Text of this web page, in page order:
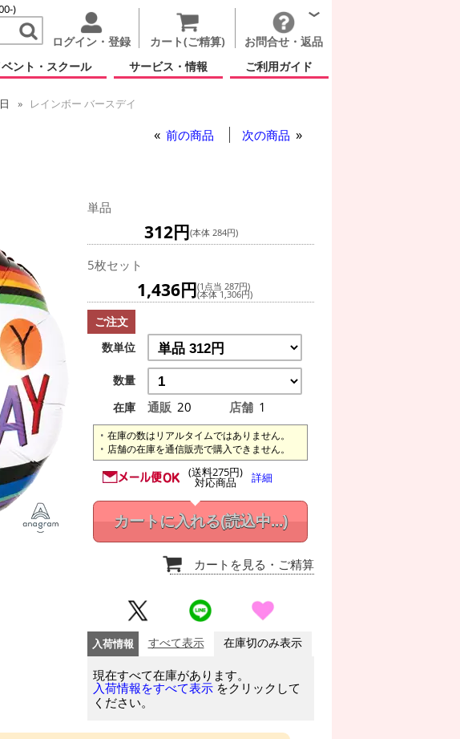
)
ログイン・登録 カート(ご精算)
お問合せ・返品
ント・スクール サービス・情報 ご利用ガイド
レインボー バースデイ
前の商品 次の商品
単品
312円(本体 284円)
5枚セット
1,436円(1点当 287円)
(本体 1,306円)
ご注文
数単位
数量
在庫
通販 20 店舗 1
在庫の数はリアルタイムではありません。
店舗の在庫を通信販売で購入できません。
(送料275円)
対応商品 詳細
カートに入れる(読込中...)
カートを見る ・ご精算
入荷情報 すべて表示 在庫切のみ表示
現在すべて在庫があります。
入荷情報をすべて表示 をクリックして
ください。